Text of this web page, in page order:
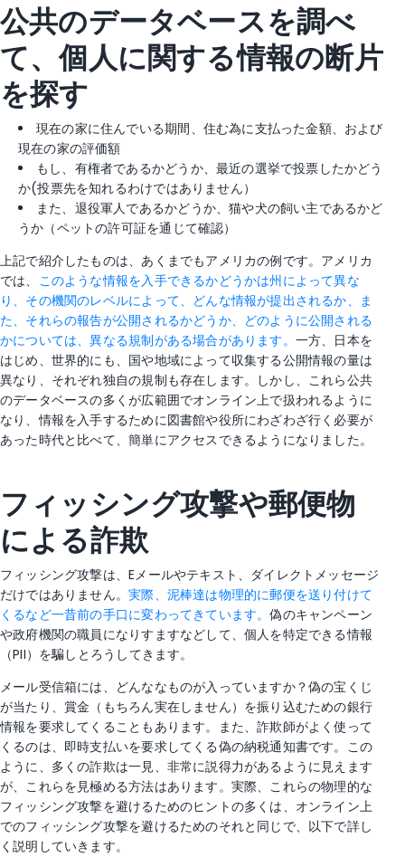
公共のデータベースを調べ
て、個人に関する情報の断片
を探す
現在の家に住んでいる期間、住む為に支払った金額、および
現在の家の評価額
もし、有権者であるかどうか、最近の選挙で投票したかどう
か(投票先を知れるわけではありません）
また、退役軍人であるかどうか、猫や犬の飼い主であるかど
うか（ペットの許可証を通じて確認）
上記で紹介したものは、あくまでもアメリカの例です。アメリカ
では、 このような情報を入手できるかどうかは州によって異な
り、その機関のレベルによって、どんな情報が提出されるか、ま
た、それらの報告が公開されるかどうか、どのように公開される
かについては、異なる規制がある場合があります。 一方、日本を
はじめ、世界的にも、国や地域によって収集する公開情報の量は
異なり、それぞれ独自の規制も存在します。しかし、これら公共
のデータベースの多くが広範囲でオンライン上で扱われるように
なり、情報を入手するために図書館や役所にわざわざ行く必要が
あった時代と比べて、簡単にアクセスできるようになりました。
フィッシング攻撃や郵便物
による詐欺
フィッシング攻撃は、Eメールやテキスト、ダイレクトメッセージ
だけではありません。実際、泥棒達は物理的に郵便を送り付けて
くるなど一昔前の手口に変わってきています。偽のキャンペーン
や政府機関の職員になりすますなどして、個人を特定できる情報
（PII）を騙しとろうしてきます。
メール受信箱には、どんななものが入っていますか？偽の宝くじ
が当たり、賞金（もちろん実在しません）を振り込むための銀行
情報を要求してくることもあります。また、詐欺師がよく使って
くるのは、即時支払いを要求してくる偽の納税通知書です。この
ように、多くの詐欺は一見、非常に説得力があるように見えます
が、これらを見極める方法はあります。実際、これらの物理的な
フィッシング攻撃を避けるためのヒントの多くは、オンライン上
でのフィッシング攻撃を避けるためのそれと同じで、以下で詳し
く説明していきます。